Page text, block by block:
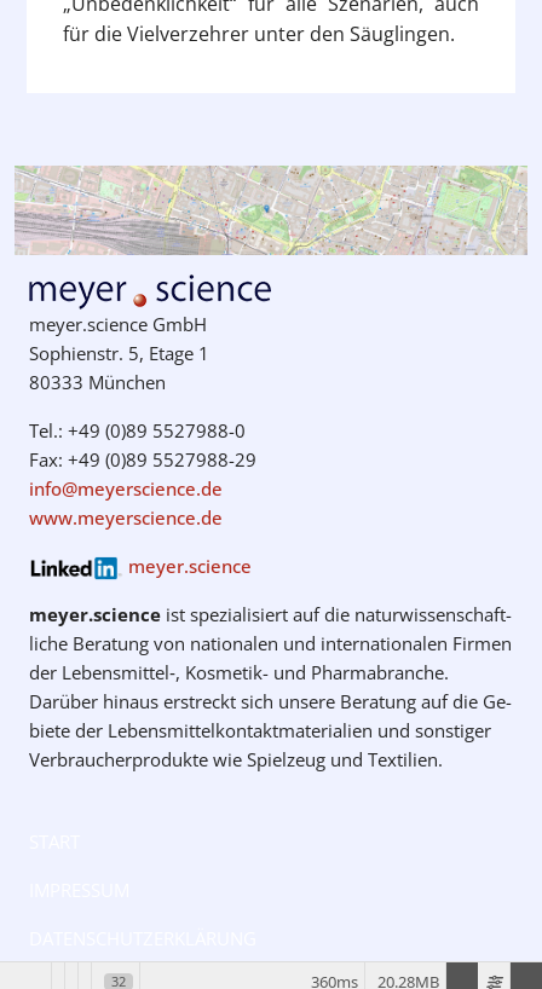
für die Vielverzehrer unter den Säuglingen.
meyer.science GmbH
Sophienstr. 5, Etage 1
80333 München
Tel.: +49 (0)89 5527988-0
Fax: +49 (0)89 5527988-29
info@meyerscience.de
www.meyerscience.de
meyer.science
meyer.science ist spezialisiert auf die natur­wissenschaft­
liche Be­ratung von natio­nalen und inter­natio­nalen Firmen
der Lebens­mittel‑, Kosmetik- und Pharma­branche.
Darüber hinaus erstreckt sich unsere Be­ratung auf die Ge­
biete der Lebens­mittel­kontakt­materialien und sonstiger
Verbraucher­produkte wie Spiel­zeug und Text­ilien.
32 20.28MB
360ms